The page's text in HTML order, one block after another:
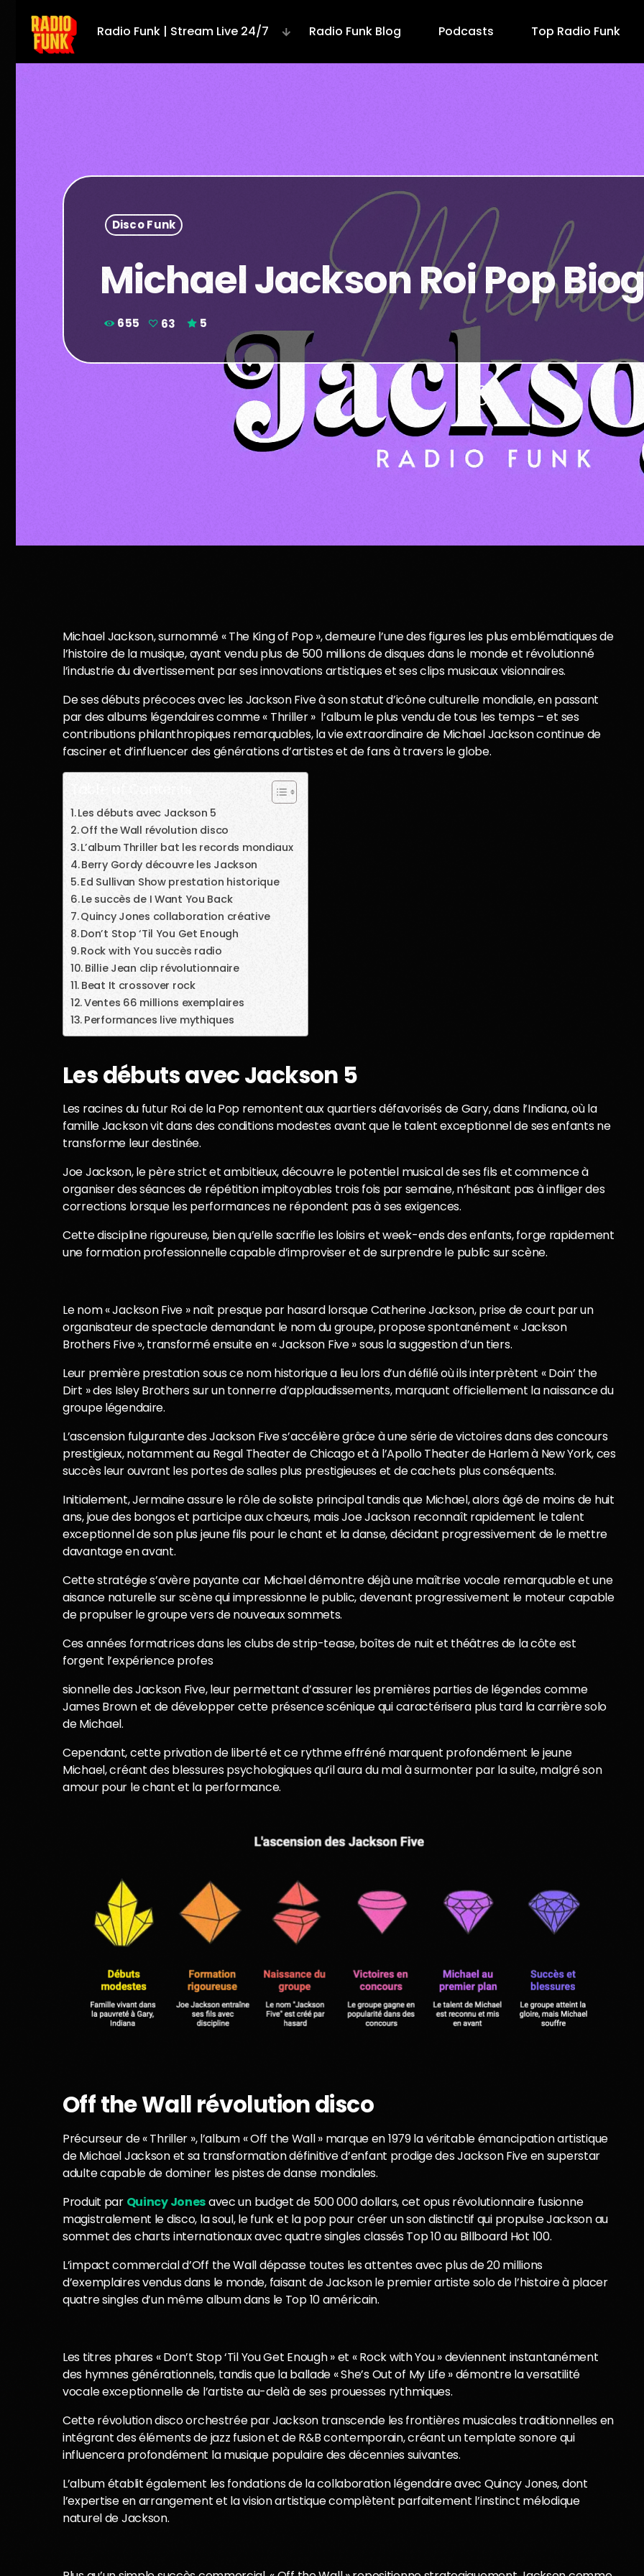
Radio Funk | Stream Live 24/7 Radio Funk Blog Podcasts Top Radio Funk
Disco Funk
Michael Jackson Roi Pop
655 63 5
Michael Jackson, surnommé « The King of Pop », demeure l’une des figures les plus emblématiques de
l’histoire de la musique, ayant vendu plus de 500 millions de disques dans le monde et révolutionné
l’industrie du divertissement par ses innovations artistiques et ses clips musicaux visionnaires.
De ses débuts précoces avec les Jackson Five à son statut d’icône culturelle mondiale, en passant
par des albums légendaires comme « Thriller » l’album le plus vendu de tous les temps – et ses
contributions philanthropiques remarquables, la vie extraordinaire de Michael Jackson continue de
fasciner et d’influencer des générations d’artistes et de fans à travers le globe.
Les débuts avec Jackson 5
Off the Wall révolution disco
L’album Thriller bat les records mondiaux
Berry Gordy découvre les Jackson
Ed Sullivan Show prestation historique
Le succès de I Want You Back
Quincy Jones collaboration créative
Don’t Stop ‘Til You Get Enough
Rock with You succès radio
Billie Jean clip révolutionnaire
Beat It crossover rock
Ventes 66 millions exemplaires
Performances live mythiques
Les débuts avec Jackson 5
Les racines du futur Roi de la Pop remontent aux quartiers défavorisés de Gary, dans l’Indiana, où la
famille Jackson vit dans des conditions modestes avant que le talent exceptionnel de ses enfants ne
transforme leur destinée.
Joe Jackson, le père strict et ambitieux, découvre le potentiel musical de ses fils et commence à
organiser des séances de répétition impitoyables trois fois par semaine, n’hésitant pas à infliger des
corrections lorsque les performances ne répondent pas à ses exigences.
Cette discipline rigoureuse, bien qu’elle sacrifie les loisirs et week-ends des enfants, forge rapidement
une formation professionnelle capable d’improviser et de surprendre le public sur scène.
Le nom « Jackson Five » naît presque par hasard lorsque Catherine Jackson, prise de court par un
organisateur de spectacle demandant le nom du groupe, propose spontanément « Jackson
Brothers Five », transformé ensuite en « Jackson Five » sous la suggestion d’un tiers.
Leur première prestation sous ce nom historique a lieu lors d’un défilé où ils interprètent « Doin’ the
Dirt » des Isley Brothers sur un tonnerre d’applaudissements, marquant officiellement la naissance du
groupe légendaire.
L’ascension fulgurante des Jackson Five s’accélère grâce à une série de victoires dans des concours
prestigieux, notamment au Regal Theater de Chicago et à l’Apollo Theater de Harlem à New York, ces
succès leur ouvrant les portes de salles plus prestigieuses et de cachets plus conséquents.
Initialement, Jermaine assure le rôle de soliste principal tandis que Michael, alors âgé de moins de huit
ans, joue des bongos et participe aux chœurs, mais Joe Jackson reconnaît rapidement le talent
exceptionnel de son plus jeune fils pour le chant et la danse, décidant progressivement de le mettre
davantage en avant.
Cette stratégie s’avère payante car Michael démontre déjà une maîtrise vocale remarquable et une
aisance naturelle sur scène qui impressionne le public, devenant progressivement le moteur capable
de propulser le groupe vers de nouveaux sommets.
Ces années formatrices dans les clubs de strip-tease, boîtes de nuit et théâtres de la côte est
forgent l’expérience profes
sionnelle des Jackson Five, leur permettant d’assurer les premières parties de légendes comme
James Brown et de développer cette présence scénique qui caractérisera plus tard la carrière solo
de Michael.
Cependant, cette privation de liberté et ce rythme effréné marquent profondément le jeune
Michael, créant des blessures psychologiques qu’il aura du mal à surmonter par la suite, malgré son
amour pour le chant et la performance.
Off the Wall révolution disco
Précurseur de « Thriller », l’album « Off the Wall » marque en 1979 la véritable émancipation artistique
de Michael Jackson et sa transformation définitive d’enfant prodige des Jackson Five en superstar
adulte capable de dominer les pistes de danse mondiales.
Produit par Quincy Jonesavec un budget de 500 000 dollars, cet opus révolutionnaire fusionne
magistralement le disco, la soul, le funk et la pop pour créer un son distinctif qui propulse Jackson au
sommet des charts internationaux avec quatre singles classés Top 10 au Billboard Hot 100.
L’impact commercial d’Off the Wall dépasse toutes les attentes avec plus de 20 millions
d’exemplaires vendus dans le monde, faisant de Jackson le premier artiste solo de l’histoire à placer
quatre singles d’un même album dans le Top 10 américain.
Les titres phares « Don’t Stop ‘Til You Get Enough » et « Rock with You » deviennent instantanément
des hymnes générationnels, tandis que la ballade « She’s Out of My Life » démontre la versatilité
vocale exceptionnelle de l’artiste au-delà de ses prouesses rythmiques.
Cette révolution disco orchestrée par Jackson transcende les frontières musicales traditionnelles en
intégrant des éléments de jazz fusion et de R&B contemporain, créant un template sonore qui
influencera profondément la musique populaire des décennies suivantes.
L’album établit également les fondations de la collaboration légendaire avec Quincy Jones, dont
l’expertise en arrangement et la vision artistique complètent parfaitement l’instinct mélodique
naturel de Jackson.